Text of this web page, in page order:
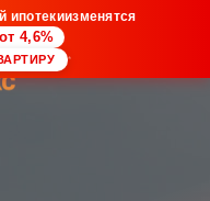
ипотекиизменятся
от 4,6%
*